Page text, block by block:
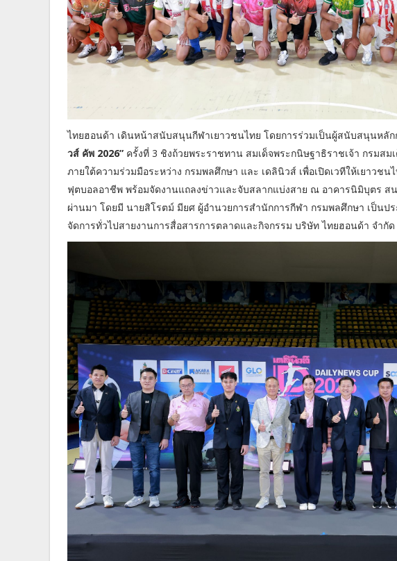
ไทยฮอนด้า เดินหน้าสนับสนุนกีฬาเยาวชนไทย โดยการร่วมเป็นผู้สนับสนุนหลั
วส์ คัพ 2026” ครั้งที่ 3 ชิงถ้วยพระราชทาน สมเด็จพระกนิษฐาธิราชเจ้า กรมส
ภายใต้ความร่วมมือระหว่าง กรมพลศึกษา และ เดลินิวส์ เพื่อเปิดเวทีให้เยาวช
ฟุตบอลอาชีพ พร้อมจัดงานแถลงข่าวและจับสลากแบ่งสาย ณ อาคารนิมิบุตร
ผ่านมา โดยมี นายสิโรตม์ มียศ ผู้อำนวยการสำนักการกีฬา กรมพลศึกษา เป็น
จัดการทั่วไปสายงานการสื่อสารการตลาดและกิจกรรม บริษัท ไทยฮอนด้า จำ